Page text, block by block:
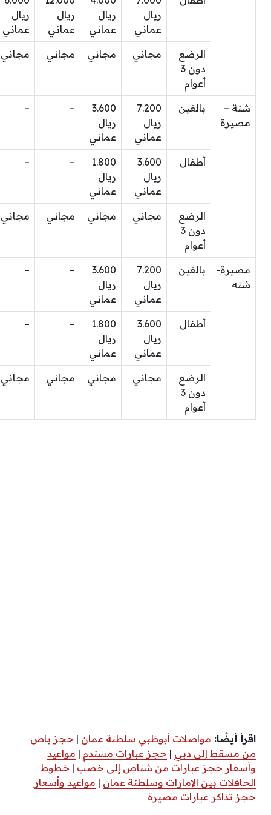
ريال
عماني
ريال
عماني
ريال
عماني
ريال
عماني
الرضع
دون 3
أعوام
مجاني مجاني مجاني مجاني
شنة –
مصيرة
بالغين
7.200
ريال
عماني
3.600
ريال
عماني
–
–
أطفال
3.600
ريال
عماني
1.800
ريال
عماني
–
–
الرضع
دون 3
أعوام
مجاني مجاني مجاني مجاني
مصيرة-
شنه
بالغين
7.200
ريال
عماني
3.600
ريال
عماني
–
–
أطفال
3.600
ريال
عماني
1.800
ريال
عماني
–
–
الرضع
دون 3
أعوام
مجاني مجاني مجاني مجاني
اقرأ أيضًا: مواصلات أبوظبي سلطنة عمان | حجز باص
من مسقط إلى دبي | حجز عبارات مسندم | مواعيد
وأسعار حجز عبارات من شناص إلى خصب | خطوط
الحافلات بين الإمارات وسلطنة عمان | مواعيد وأسعار
حجز تذاكر عبارات مصيرة